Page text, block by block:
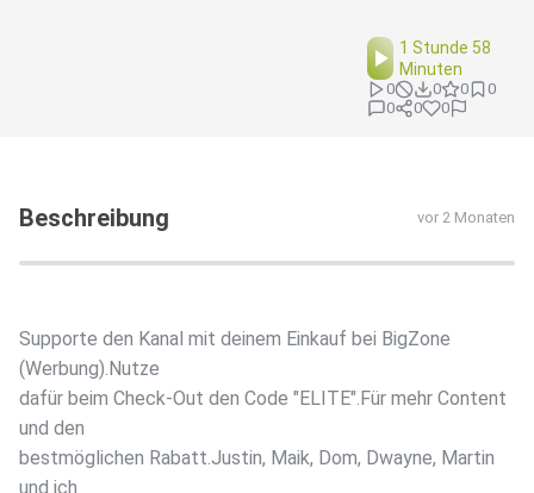
1 Stunde 58
Minuten
0 0 0
0
0
0 0
Beschreibung vor 2 Monaten
Supporte den Kanal mit deinem Einkauf bei BigZone
(Werbung).Nutze
dafür beim Check-Out den Code "ELITE".Für mehr Content
und den
bestmöglichen Rabatt.Justin, Maik, Dom, Dwayne, Martin
und ich